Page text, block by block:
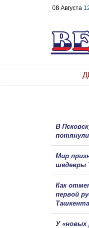
08 Августа
В
Мир
шедевры
Как
первой
Ташкента
У «новых